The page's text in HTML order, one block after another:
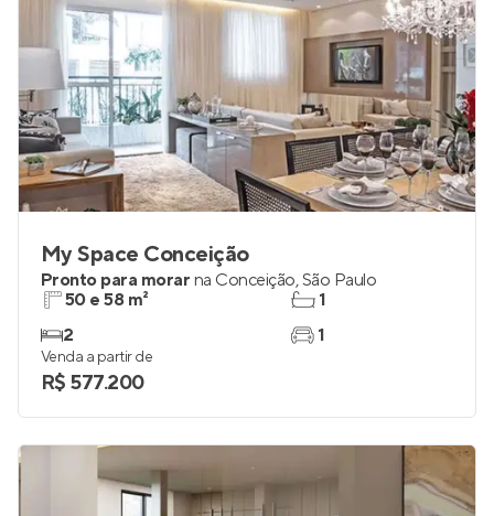
My Space Conceição
Pronto para morar na Conceição,São Paulo
50 e 58 m²
2
1
1
Venda a partir de
R$ 577.200